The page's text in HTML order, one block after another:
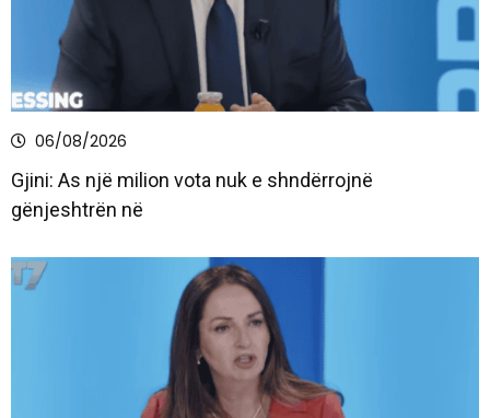
06/08/2026
Gjini: As një milion vota nuk e shndërrojnë
gënjeshtrën në